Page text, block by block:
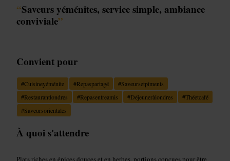
“Saveurs yéménites, service simple, ambiance
conviviale”
Convient pour
#Cuisineyéménite #Repaspartagé #Saveursetpiments
#Restaurantlondres #Repasentreamis #Déjeuneràlondres #Théetcafé
#Saveursorientales
À quoi s'attendre
Plats riches en épices douces et en herbes, portions conçues pour être